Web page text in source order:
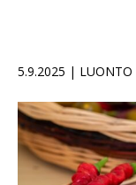
5.9.2025 | LUONTO